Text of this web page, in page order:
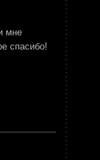
мне
спасибо!